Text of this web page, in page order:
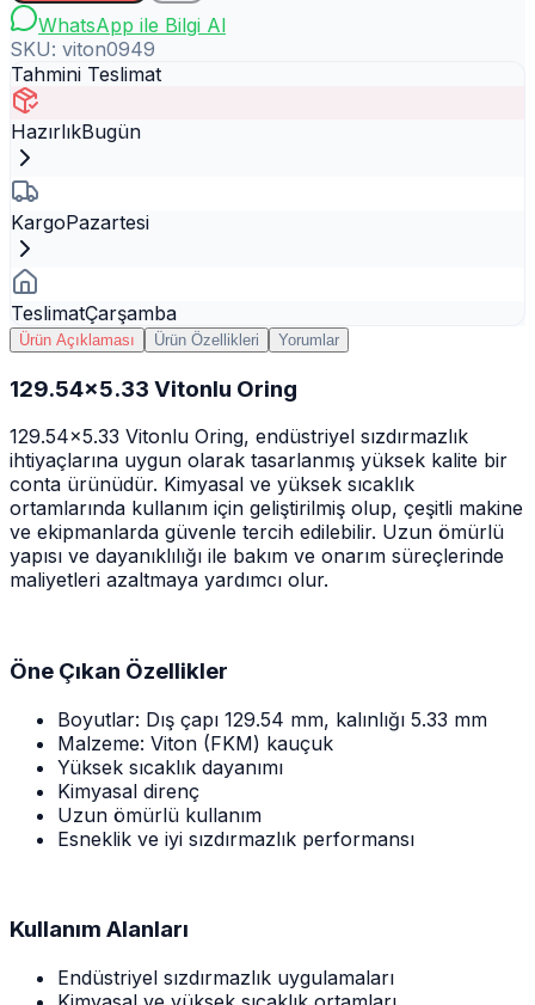
WhatsApp ile Bilgi Al
SKU: viton0949
Tahmini Teslimat
HazırlıkBugün
KargoPazartesi
TeslimatÇarşamba
Ürün Açıklaması Ürün Özellikleri Yorumlar
129.54x5.33 Vitonlu Oring
129.54x5.33 Vitonlu Oring, endüstriyel sızdırmazlık
ihtiyaçlarına uygun olarak tasarlanmış yüksek kalite bir
conta ürünüdür. Kimyasal ve yüksek sıcaklık
ortamlarında kullanım için geliştirilmiş olup, çeşitli makine
ve ekipmanlarda güvenle tercih edilebilir. Uzun ömürlü
yapısı ve dayanıklılığı ile bakım ve onarım süreçlerinde
maliyetleri azaltmaya yardımcı olur.
Öne Çıkan Özellikler
Boyutlar: Dış çapı 129.54 mm, kalınlığı 5.33 mm
Malzeme: Viton (FKM) kauçuk
Yüksek sıcaklık dayanımı
Kimyasal direnç
Uzun ömürlü kullanım
Esneklik ve iyi sızdırmazlık performansı
Kullanım Alanları
Endüstriyel sızdırmazlık uygulamaları